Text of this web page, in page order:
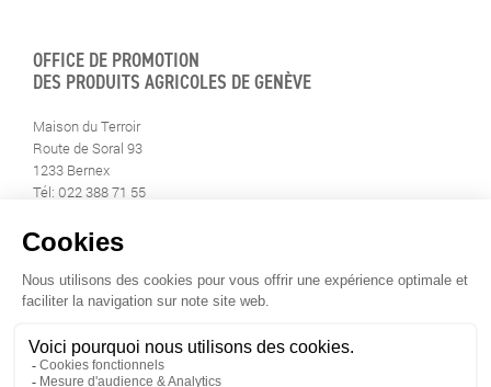
OFFICE DE PROMOTION
DES PRODUITS AGRICOLES DE GENÈVE
Maison du Terroir
Route de Soral 93
1233 Bernex
Tél: 022 388 71 55
info@geneveterroir.ge.ch
RESTEZ AU CONTACT DE
TOUTE L’ACTUALITÉ DU TERROIR